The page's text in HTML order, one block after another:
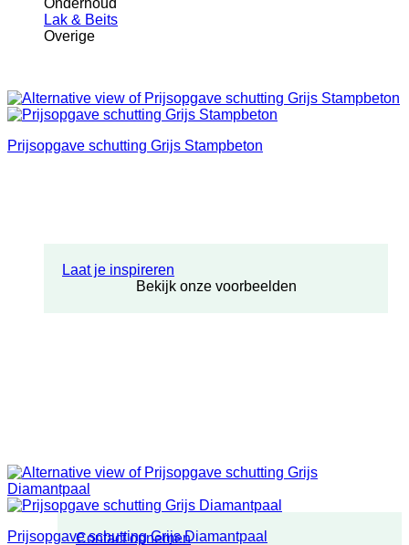
Lak & Beits
Overige
Laat je inspireren
Bekijk onze voorbeelden
Contact opnemen
Prijsopgave schutting Grijs Stampbeton
Prijsopgave schutting Grijs Diamantpaal